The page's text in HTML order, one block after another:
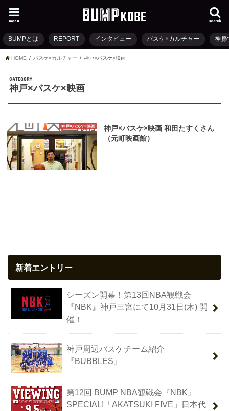
search
menu
BUMPとは REPORT インタビュー バスケ×カルチャー 神戸
HOME バスケ×カルチャー 神戸×バスケ×映画
CATEGORY
神戸×バスケ×映画
神戸×バスケ×映画
神戸×バスケ×映画 和田たすくさん
（元町映画館）
新着エントリー
シーズン開幕！第13回NBA観戦会
『NBK』神戸三宮にて10月31日(木) 開
催！
神戸周辺バスケチーム紹介
『BUBBLES』
第12回 BUMP NBA観戦会『NBK』
SPECIAL!「AKATSUKI FIVE」日本代